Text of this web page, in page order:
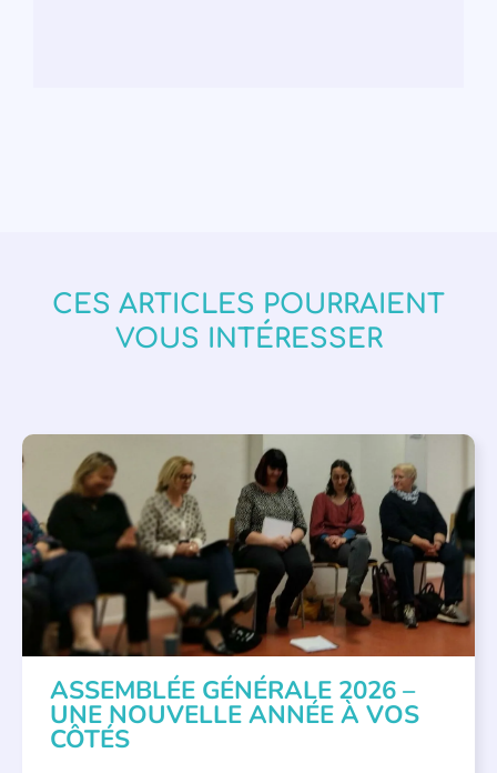
CES ARTICLES POURRAIENT
VOUS INTÉRESSER
APPEL À SOUTIEN , VIE DE L'ASSOCIATION
ASSEMBLÉE GÉNÉRALE 2026 –
UNE NOUVELLE ANNÉE À VOS
CÔTÉS